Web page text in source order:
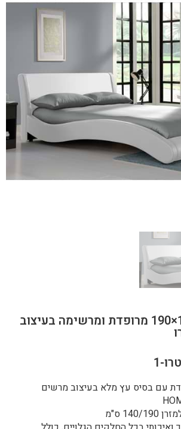
מיטה זוגית 140×190 מרופדת ומרשימה בעיצוב
1
עם בסיס עץ מלא בעיצוב מרשים
ס"מ